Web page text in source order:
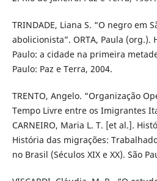
TRINDADE, Liana S. “O negro em
abolicionista”. ORTA, Paula (org.).
Paulo: a cidade na primeira
Paulo: Paz e Terra, 2004.
TRENTO, Angelo. “Organização
Tempo Livre entre os Imigrantes
CARNEIRO, Maria L. T. [et al.].
História das migrações:
no Brasil (Séculos XIX e XX). São